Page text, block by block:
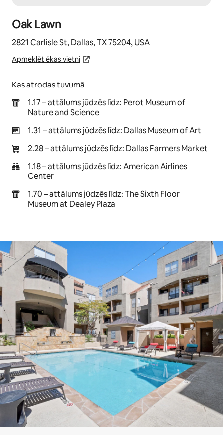
Oak Lawn
2821 Carlisle St, Dallas, TX 75204, USA
Apmeklēt ēkas vietni
Kas atrodas tuvumā
1.17 – attālums jūdzēs līdz: Perot Museum of
Nature and Science
1.31 – attālums jūdzēs līdz: Dallas Museum of Art
2.28 – attālums jūdzēs līdz: Dallas Farmers Market
1.18 – attālums jūdzēs līdz: American Airlines
Center
1.70 – attālums jūdzēs līdz: The Sixth Floor
Museum at Dealey Plaza